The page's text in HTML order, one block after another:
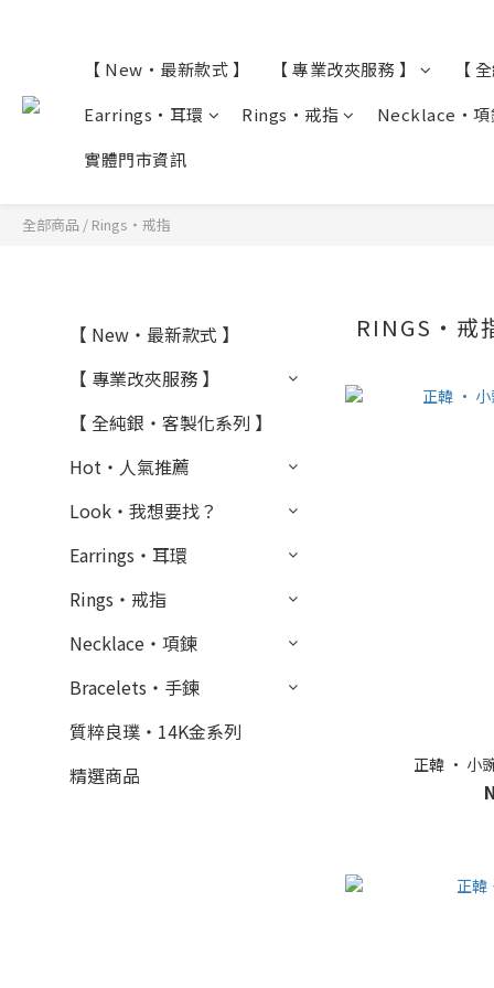
【 New・最新款式 】 【 專業改夾服務 】
【
Earrings・耳環
Rings・戒指
Necklace・項
實體門市資訊
全部商品 / Rings・戒指
【 New・最新款式 】
【 專業改夾服務 】
【 全純銀・客製化系列 】
Hot・人氣推薦
Look・我想要找？
Earrings・耳環
Rings・戒指
Necklace・項鍊
Bracelets・手鍊
質粹良璞・14K金系列
精選商品
RINGS・戒
正韓 • 小